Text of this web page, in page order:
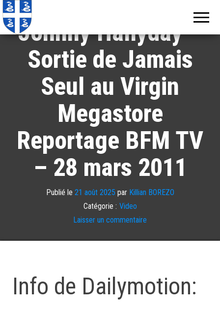
Johnny Hallyday –
Sortie de Jamais
Seul au Virgin
Megastore
Reportage BFM TV
– 28 mars 2011
Publié le 21 août 2025 par Killian BOREZO
Catégorie : Video
Laisser un commentaire
Info de Dailymotion: